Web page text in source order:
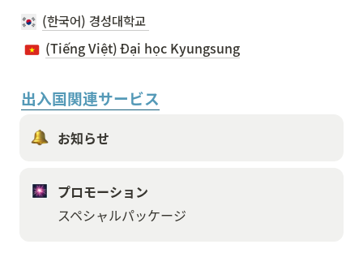
(한국어) 경성대학교
(Tiếng Việt) Đại học Kyungsung
出入国関連サービス
お知らせ
プロモーション
スペシャルパッケージ